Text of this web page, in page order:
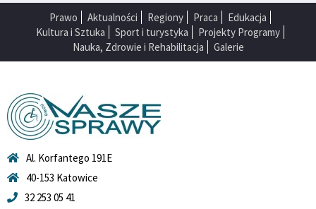
Prawo Aktualności Regiony Praca
Edukacja
Kultura i Sztuka
Sport i turystyka
Projekty Programy
Nauka, Zdrowie i Rehabilitacja
Galerie
Al. Korfantego 191E
40-153 Katowice
32 253 05 41